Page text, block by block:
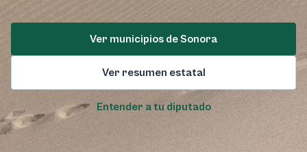
Ver municipios de Sonora
Ver resumen estatal
Entender a tu diputado